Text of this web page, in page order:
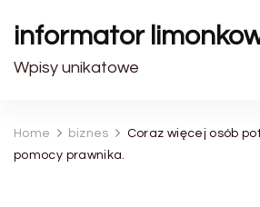
informator
Wpisy unikatowe
Home biznes
Coraz więcej osób
pomocy prawnika.